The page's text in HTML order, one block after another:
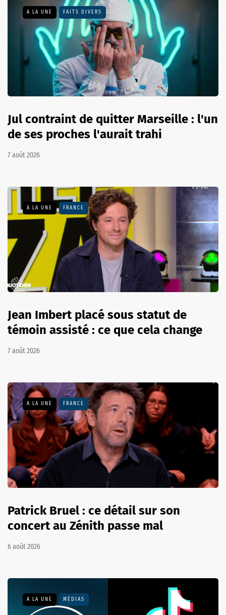
A LA UNE FAITS DIVERS
Jul contraint de quitter Marseille : l'un
de ses proches l'aurait trahi
7 août 2026
A LA UNE FRANCE
Jean Imbert placé sous statut de
témoin assisté : ce que cela change
7 août 2026
A LA UNE FRANCE
Patrick Bruel : ce détail sur son
concert au Zénith passe mal
6 août 2026
A LA UNE MÉDIAS